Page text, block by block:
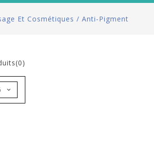
Et Cosmétiques / Anti-Pigment